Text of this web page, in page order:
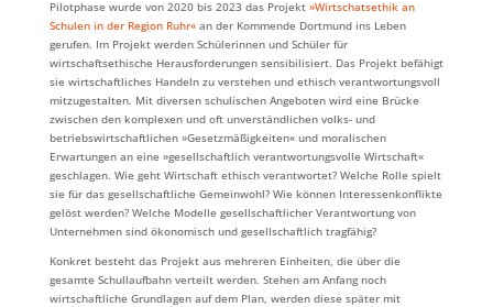
Pilotphase wurde von 2020 bis 2023 das Projekt»Wirtschatsethik an
Schulen in der Region Ruhr«an der Kommende Dortmund ins Leben
gerufen. Im Projekt werden Schülerinnen und Schüler für
wirtschaftsethische Herausforderungen sensibilisiert. Das Projekt befähigt
sie wirtschaftliches Handeln zu verstehen und ethisch verantwortungsvoll
mitzugestalten. Mit diversen schulischen Angeboten wird eine Brücke
zwischen den komplexen und oft unverständlichen volks- und
betriebswirtschaftlichen »Gesetzmäßigkeiten« und moralischen
Erwartungen an eine »gesellschaftlich verantwortungsvolle Wirtschaft«
geschlagen. Wie geht Wirtschaft ethisch verantwortet? Welche Rolle spielt
sie für das gesellschaftliche Gemeinwohl? Wie können Interessenkonflikte
gelöst werden? Welche Modelle gesellschaftlicher Verantwortung von
Unternehmen sind ökonomisch und gesellschaftlich tragfähig?
Konkret besteht das Projekt aus mehreren Einheiten, die über die
gesamte Schullaufbahn verteilt werden. Stehen am Anfang noch
wirtschaftliche Grundlagen auf dem Plan, werden diese später mit